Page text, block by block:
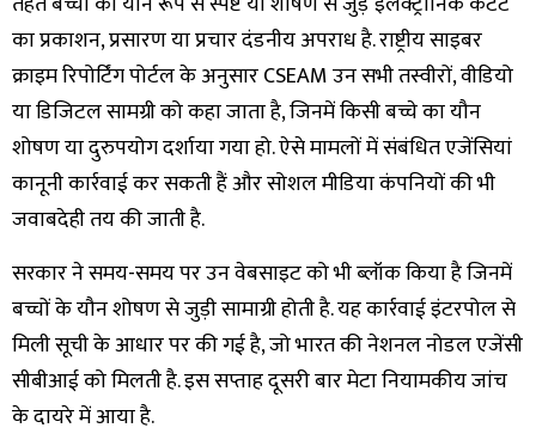
का प्रकाशन, प्रसारण या प्रचार दंडनीय अपराध है. राष्ट्रीय साइबर
क्राइम रिपोर्टिंग पोर्टल के अनुसार CSEAM उन सभी तस्वीरों, वीडियो
या डिजिटल सामग्री को कहा जाता है, जिनमें किसी बच्चे का यौन
शोषण या दुरुपयोग दर्शाया गया हो. ऐसे मामलों में संबंधित एजेंसियां
कानूनी कार्रवाई कर सकती हैं और सोशल मीडिया कंपनियों की भी
जवाबदेही तय की जाती है.
सरकार ने समय-समय पर उन वेबसाइट को भी ब्लॉक किया है जिनमें
बच्चों के यौन शोषण से जुड़ी सामाग्री होती है. यह कार्रवाई इंटरपोल से
मिली सूची के आधार पर की गई है, जो भारत की नेशनल नोडल एजेंसी
सीबीआई को मिलती है. इस सप्ताह दूसरी बार मेटा नियामकीय जांच
के दायरे में आया है.